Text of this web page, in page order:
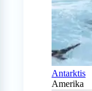
Antarktis
Amerika